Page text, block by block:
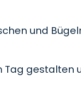
und
Tag gestalten